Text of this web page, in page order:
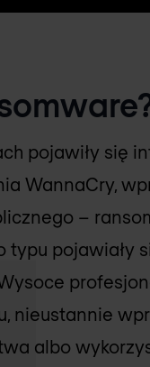
pojawiły się
WannaCry,
–
pojawiały
nieustannie
albo